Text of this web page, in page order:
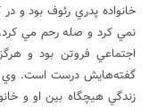
خانواده پدري رئوف بود و
نمي کرد و صله رحم مي
اجتماعي فروتن بود و
گفته‌هايش درست است. وي
زندگي هيچگاه بين او و